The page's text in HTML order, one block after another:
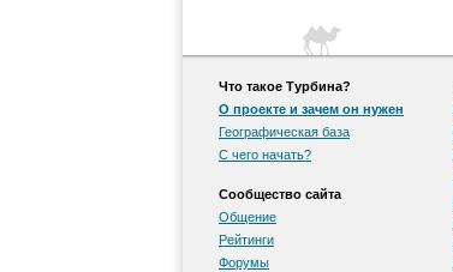
Что такое Турбина?
О проекте и зачем он нужен
Географическая база
С чего начать?
Сообщество сайта
Общение
Рейтинги
Форумы